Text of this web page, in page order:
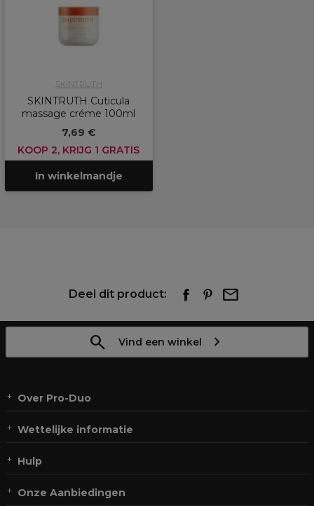
SKINTRUTH
SKINTRUTH Cuticula
massage créme 100ml
7,69 €
KOOP 2, KRIJG 1 GRATIS
In winkelmandje
Deel dit product:
Vind een winkel
Over Pro-Duo
Wettelijke informatie
Hulp
Onze Aanbiedingen